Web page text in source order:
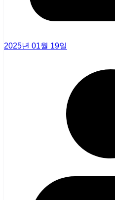
2025년 01월 19일